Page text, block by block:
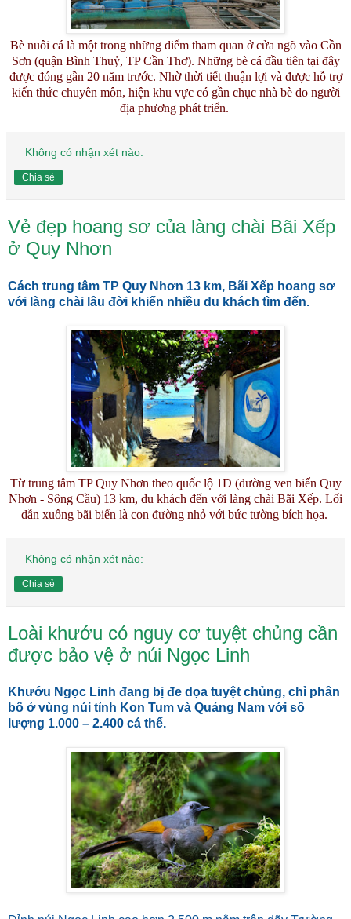
Bè nuôi cá là một trong những điểm tham quan ở cửa ngõ vào Cồn
Sơn (quận Bình Thuỷ, TP Cần Thơ). Những bè cá đầu tiên tại đây
được đóng gần 20 năm trước. Nhờ thời tiết thuận lợi và được hỗ trợ
kiến thức chuyên môn, hiện khu vực có gần chục nhà bè do người
địa phương phát triển.
Không có nhận xét nào:
Chia sẻ
Vẻ đẹp hoang sơ của làng chài Bãi Xếp
ở Quy Nhơn
Cách trung tâm TP Quy Nhơn 13 km, Bãi Xếp hoang sơ
với làng chài lâu đời khiến nhiều du khách tìm đến.
Từ trung tâm TP Quy Nhơn theo quốc lộ 1D (đường ven biển Quy
Nhơn - Sông Cầu) 13 km, du khách đến với làng chài Bãi Xếp. Lối
dẫn xuống bãi biển là con đường nhỏ với bức tường bích họa.
Không có nhận xét nào:
Chia sẻ
Loài khướu có nguy cơ tuyệt chủng cần
được bảo vệ ở núi Ngọc Linh
Khướu Ngọc Linh đang bị đe dọa tuyệt chủng, chỉ phân
bố ở vùng núi tỉnh Kon Tum và Quảng Nam với số
lượng 1.000 – 2.400 cá thể.